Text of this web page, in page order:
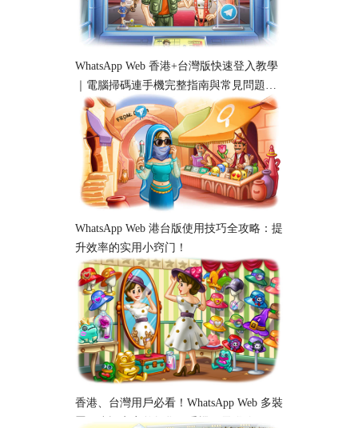
WhatsApp Web 香港+台灣版快速登入教學
｜電腦掃碼連手機完整指南與常見問題解
析
WhatsApp Web 港台版使用技巧全攻略：提
升效率的实用小窍门！
香港、台灣用戶必看！WhatsApp Web 多裝
置同步設定完整教學｜手機、電腦跨平台